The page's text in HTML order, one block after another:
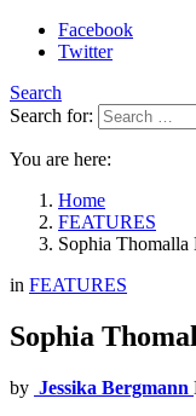
Facebook
Twitter
Search
Search for:
You are here:
Home
FEATURES
Sophia Thomalla
in FEATURES
Sophia
by Jessika Bergmann